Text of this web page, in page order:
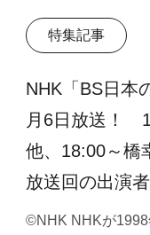
特集記事
NHK「BS日本
月6日放送！
他、18:00～
放送回の出演
©NHK NHKが